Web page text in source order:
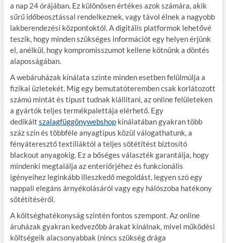
a nap 24 órájában. Ez különösen értékes azok számára, akik
sűrű időbeosztással rendelkeznek, vagy távol élnek a nagyobb
lakberendezési központoktól. A digitális platformok lehetővé
teszik, hogy minden szükséges információt egy helyen érjünk
el, anélkül, hogy kompromisszumot kellene kötnünk a döntés
alaposságában.
A webáruházak kínálata szinte minden esetben felülmúlja a
fizikai üzletekét. Míg egy bemutatóteremben csak korlátozott
számú mintát és típust tudnak kiállítani, az online felületeken
a gyártók teljes termékpalettája elérhető. Egy
dedikált szalagfüggönywebshopkínálatában gyakran több
száz szín és többféle anyagtípus közül válogathatunk, a
fényáteresztő textíliáktól a teljes sötétítést biztosító
blackout anyagokig. Ez a bőséges választék garantálja, hogy
mindenki megtalálja az enteriőrjéhez és funkcionális
igényeihez leginkább illeszkedő megoldást, legyen szó egy
nappali elegáns árnyékolásáról vagy egy hálószoba hatékony
sötétítéséről.
A költséghatékonyság szintén fontos szempont. Az online
áruházak gyakran kedvezőbb árakat kínálnak, mivel működési
költségeik alacsonyabbak (nincs szükség drága